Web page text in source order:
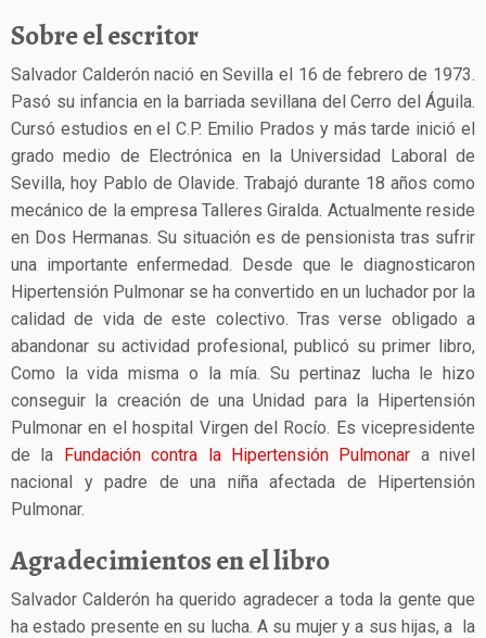
Sobre el escritor
Salvador Calderón nació en Sevilla el 16 de febrero de 1973.
Pasó su infancia en la barriada sevillana del Cerro del Águila.
Cursó estudios en el C.P. Emilio Prados y más tarde inició el
grado medio de Electrónica en la Universidad Laboral de
Sevilla, hoy Pablo de Olavide. Trabajó durante 18 años como
mecánico de la empresa Talleres Giralda. Actualmente reside
en Dos Hermanas. Su situación es de pensionista tras sufrir
una importante enfermedad. Desde que le diagnosticaron
Hipertensión Pulmonar se ha convertido en un luchador por la
calidad de vida de este colectivo. Tras verse obligado a
abandonar su actividad profesional, publicó su primer libro,
Como la vida misma o la mía. Su pertinaz lucha le hizo
conseguir la creación de una Unidad para la Hipertensión
Pulmonar en el hospital Virgen del Rocío. Es vicepresidente
de la Fundación contra la Hipertensión Pulmonar a nivel
nacional y padre de una niña afectada de Hipertensión
Pulmonar.
Agradecimientos en el libro
Salvador Calderón ha querido agradecer a toda la gente que
ha estado presente en su lucha. A su mujer y a sus hijas, a la